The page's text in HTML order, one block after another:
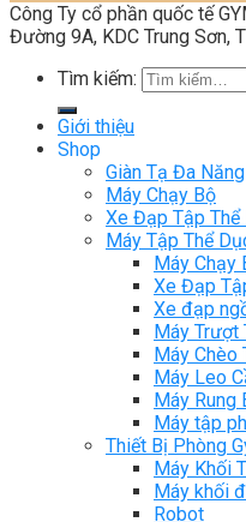
Công Ty cổ phần quốc tế
Đường 9A, KDC Trung Sơn,
Tìm kiếm:
Giới thiệu
Shop
Giàn Tạ Đa Năng
Máy Chạy Bộ
Xe Đạp Tập Thể
Máy Tập Thể
Máy Chạy
Xe Đạp
Xe đạp
Máy Trượt
Máy Chèo
Máy Leo
Máy Rung
Máy tập
Thiết Bị Phòng
Máy Khối
Máy khối
Robot